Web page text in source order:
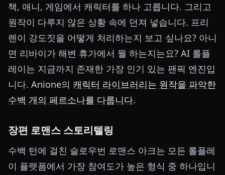
책, 애니, 게임에서 캐릭터를 하나 고릅니다. 그리고
원작이 다루지 않은 상황 속에 던져 넣습니다. 프리
렌이 강도짓을 어떻게 처리하는지 보고 싶나요? 아니
면 리바이가 해변 휴가에서 뭘 하는지는요? AI 롤플
레이는 지금까지 존재한 가장 인기 있는 팬픽 엔진입
니다. Anione의 캐릭터 라이브러리는 원작을 파악한
수백 개의 페르소나를 다룹니다.
장편 로맨스 스토리텔링
수백 턴에 걸친 슬로우번 로맨스 아크는 모든 롤플레
이 플랫폼에서 가장 참여도가 높은 형식 중 하나입니